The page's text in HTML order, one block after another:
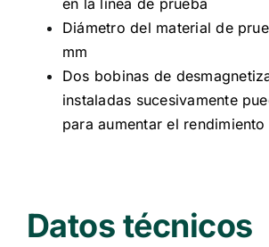
en la línea de prueba
Diámetro del material de
mm
Dos bobinas de
instaladas sucesivamente
para aumentar el
Datos técnicos